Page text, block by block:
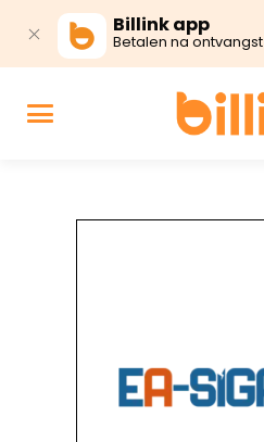
Billink app
Betalen na ontvangst